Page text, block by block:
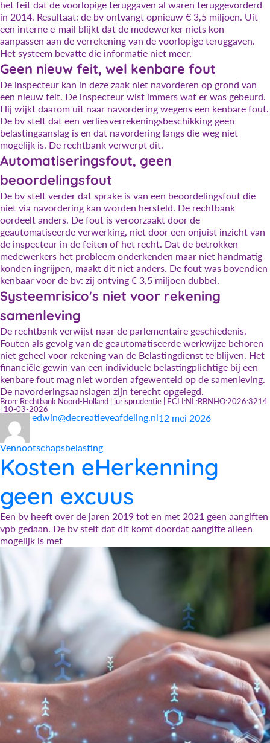
het feit dat de voorlopige teruggaven al waren teruggevorderd
in 2014. Resultaat: de bv ontvangt opnieuw € 3,5 miljoen. Uit
een interne e-mail blijkt dat de medewerker niets kon
aanpassen aan de verrekening van de voorlopige teruggaven.
Het systeem bevatte die informatie niet meer.
Geen nieuw feit, wel kenbare fout
De inspecteur kan in deze zaak niet navorderen op grond van
een nieuw feit. De inspecteur wist immers wat er was gebeurd.
Hij wijkt daarom uit naar navordering wegens een kenbare fout.
De bv stelt dat een verliesverrekeningsbeschikking geen
belastingaanslag is en dat navordering langs die weg niet
mogelijk is. De rechtbank verwerpt dit.
Automatiseringsfout, geen
beoordelingsfout
De bv stelt verder dat sprake is van een beoordelingsfout die
niet via navordering kan worden hersteld. De rechtbank
oordeelt anders. De fout is veroorzaakt door de
geautomatiseerde verwerking, niet door een onjuist inzicht van
de inspecteur in de feiten of het recht. Dat de betrokken
medewerkers het probleem onderkenden maar niet handmatig
konden ingrijpen, maakt dit niet anders. De fout was bovendien
kenbaar voor de bv: zij ontving € 3,5 miljoen dubbel.
Systeemrisico's niet voor rekening
samenleving
De rechtbank verwijst naar de parlementaire geschiedenis.
Fouten als gevolg van de geautomatiseerde werkwijze behoren
niet geheel voor rekening van de Belastingdienst te blijven. Het
financiële gewin van een individuele belastingplichtige bij een
kenbare fout mag niet worden afgewenteld op de samenleving.
De navorderingsaanslagen zijn terecht opgelegd.
Bron: Rechtbank Noord-Holland | jurisprudentie | ECLI:NL:RBNHO:2026:3214
| 10-03-2026
Auteur
edwin@decreatieveafdeling.nlGeplaatst
12 mei 2026Categorieën
Vennootschapsbelasting
Kosten eHerkenning
geen excuus
Een bv heeft over de jaren 2019 tot en met 2021 geen aangiften
vpb gedaan. De bv stelt dat dit komt doordat aangifte alleen
mogelijk is met